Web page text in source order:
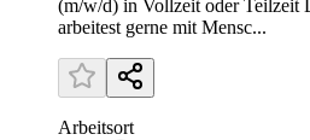
(m/w/d) in Vollzeit oder Teilzeit
arbeitest gerne mit Mensc...
Arbeitsort